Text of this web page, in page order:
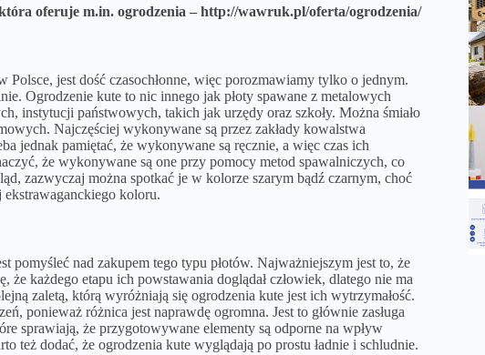
oferuje m.in. ogrodzenia – http://wawruk.pl/oferta/ogrodzenia/
jest dość czasochłonne, więc porozmawiamy tylko o jednym.
Ogrodzenie kute to nic innego jak płoty spawane z metalowych
instytucji państwowych, takich jak urzędy oraz szkoły. Można śmiało
Najczęściej wykonywane są przez zakłady kowalstwa
jednak pamiętać, że wykonywane są ręcznie, a więc czas ich
że wykonywane są one przy pomocy metod spawalniczych, co
zazwyczaj można spotkać je w kolorze szarym bądź czarnym, choć
koloru.
nad zakupem tego typu płotów. Najważniejszym jest to, że
każdego etapu ich powstawania doglądał człowiek, dlatego nie ma
zaletą, którą wyróżniają się ogrodzenia kute jest ich wytrzymałość.
ponieważ różnica jest naprawdę ogromna. Jest to głównie zasługa
sprawiają, że przygotowywane elementy są odporne na wpływ
też dodać, że ogrodzenia kute wyglądają po prostu ładnie i schludnie.